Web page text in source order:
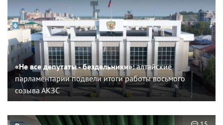
«Не все депутаты - бездельники»:алтайские
парламентарии подвели итоги работы восьмого
созыва АКЗС